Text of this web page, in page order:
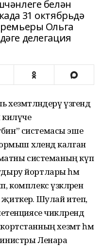
белән
31 октябрьдә
Ольга
делегация
үзәгендә
килүче
системасы эше
хәлендә калган
системаның күп
йортлары һәм
үзәкләренә
җиткерә. Шулай итеп,
чикләрендә
хезмәт һәм
Ленара